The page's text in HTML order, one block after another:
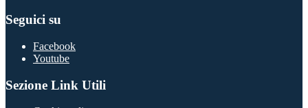
Seguici su
Facebook
Youtube
Sezione Link Utili